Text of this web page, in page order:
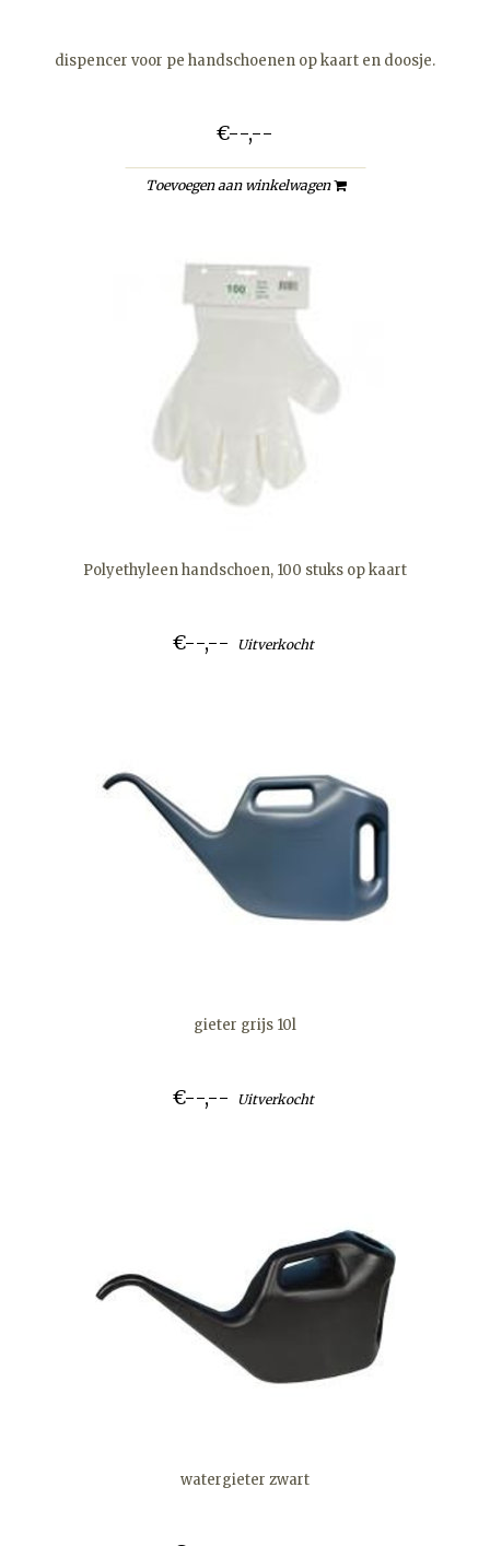
dispencer voor pe handschoenen op kaart en doosje.
€--,--
Toevoegen aan winkelwagen
Polyethyleen handschoen, 100 stuks op kaart
€--,-- Uitverkocht
gieter grijs 10l
€--,-- Uitverkocht
watergieter zwart